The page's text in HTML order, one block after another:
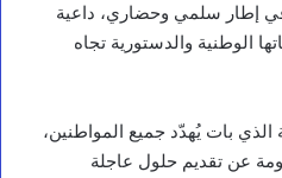
في إطار سلمي وحضاري، داعية
الوطنية والدستورية تجاه
بات يُهدّد جميع المواطنين،
عن تقديم حلول عاجلة